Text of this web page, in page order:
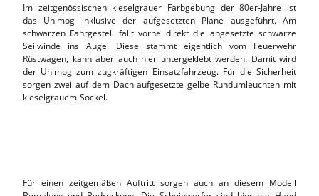
Im zeitgenössischen kieselgrauer Farbgebung der 80er-Jahre ist
das Unimog inklusive der aufgesetzten Plane ausgeführt. Am
schwarzen Fahrgestell fällt vorne direkt die angesetzte schwarze
Seilwinde ins Auge. Diese stammt eigentlich vom Feuerwehr
Rüstwagen, kann aber auch hier untergeklebt werden. Damit wird
der Unimog zum zugkräftigen Einsatzfahrzeug. Für die Sicherheit
sorgen zwei auf dem Dach aufgesetzte gelbe Rundumleuchten mit
kieselgrauem Sockel.
Für einen zeitgemäßen Auftritt sorgen auch an diesem Modell